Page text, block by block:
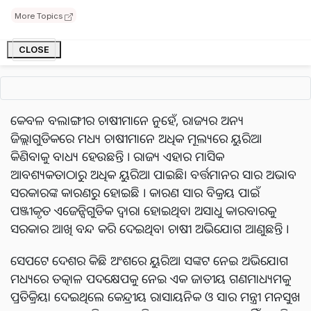
More Topics
CLOSE
ମେଟ୍ରିକ୍ ଟନ୍ ୟୁରିଆ ମିଳିଛି । ଅତିରିକ୍ତ ଷ୍ଟକ୍ ସତ୍ତ୍ବେ ଚାଷୀମାନେ
ସବସିଡିଯୁକ୍ତ ମୂଲ୍ୟ ତୁଳନାରେ ବ୍ୟାଗ ପିଛା 200 ରୁ ଅଧିକ ଟଙ୍କା
ଦେଉଛନ୍ତି।
କେବଳ ବଲାଙ୍ଗୀର ଚାଷୀମାନେ ନୁହେଁ, ରାଜ୍ୟର ଅନ୍ୟ
ଜିଲ୍ଲାଗୁଡିକରେ ମଧ୍ୟ ଚାଷୀମାନେ ଅଧିକ ମୂଲ୍ୟରେ ୟୁରିଆ
କିଣିବାକୁ ବାଧ୍ୟ ହେଉଛନ୍ତି । ରାଜ୍ୟ ଏହାର ମାସିକ
ଆବଶ୍ୟକତାଠାରୁ ଅଧିକ ୟୁରିଆ ପାଇଛି। ବର୍ତ୍ତମାନର ସାର ଅଭାବ
ସରକାରଙ୍କ କାରଣରୁ ହୋଇଛି । କାରଣ ସାର ବିକ୍ରୟ ପାଇଁ
ପଞ୍ଜୀକୃତ ଏଜେନ୍ସିଗୁଡିକ ଦ୍ୱାରା ହୋଇଥିବା ଅସାଧୁ କାରବାରକୁ
ସରକାର ଆଖି ବନ୍ଦ କରି ଦେଇଥିବା ଚାଷୀ ଅଭିଯୋଗ ଆଣୁଛନ୍ତି ।
ସେପଟେ ଦେଶର କିଛି ଅଂଶରେ ୟୁରିଆ ସଙ୍କଟ ନେଇ ଅଭିଯୋଗ
ମଧ୍ୟରେ ତତ୍କାଳ ପଦକ୍ଷେପକୁ ନେଇ ଏକ ଜାତୀୟ ଗଣମାଧ୍ୟମକୁ
ପ୍ରତିକ୍ରିୟା ଦେଇଥିଲେ କେନ୍ଦ୍ରୀୟ ରାସାୟନିକ ଓ ସାର ମନ୍ତ୍ରୀ ମନସୁଖ